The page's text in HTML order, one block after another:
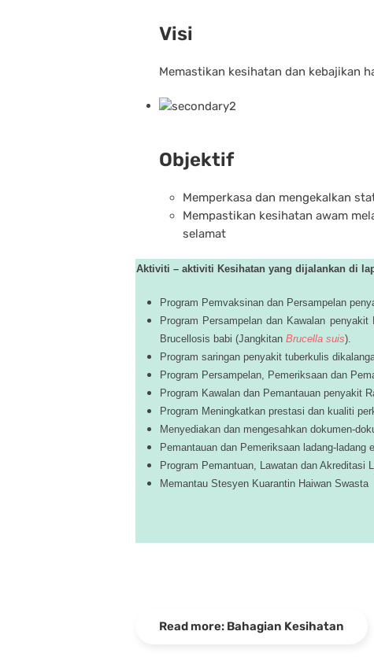
Visi
Memastikan kesihatan dan kebajikan
Objektif
Memperkasa dan mengekalkan
Mempastikan kesihatan awam
selamat
Aktiviti – aktiviti Kesihatan yang dijalankan di
Program Pemvaksinan dan Persampelan
Program Persampelan dan Kawalan
Brucellosis babi (Jangkitan Brucella suis).
Program saringan penyakit tuberkulis
Program Persampelan, Pemeriksaan dan
Program Kawalan dan Pemantauan penyakit
Program Meningkatkan prestasi dan kualiti
Menyediakan dan mengesahkan dokumen-
Pemantauan dan Pemeriksaan ladang-
Program Pemantuan, Lawatan dan Akreditasi
Memantau Stesyen Kuarantin Haiwan Swasta
Read more: Bahagian Kesihatan